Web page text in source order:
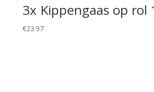
3x Kippengaas op rol
€23.97